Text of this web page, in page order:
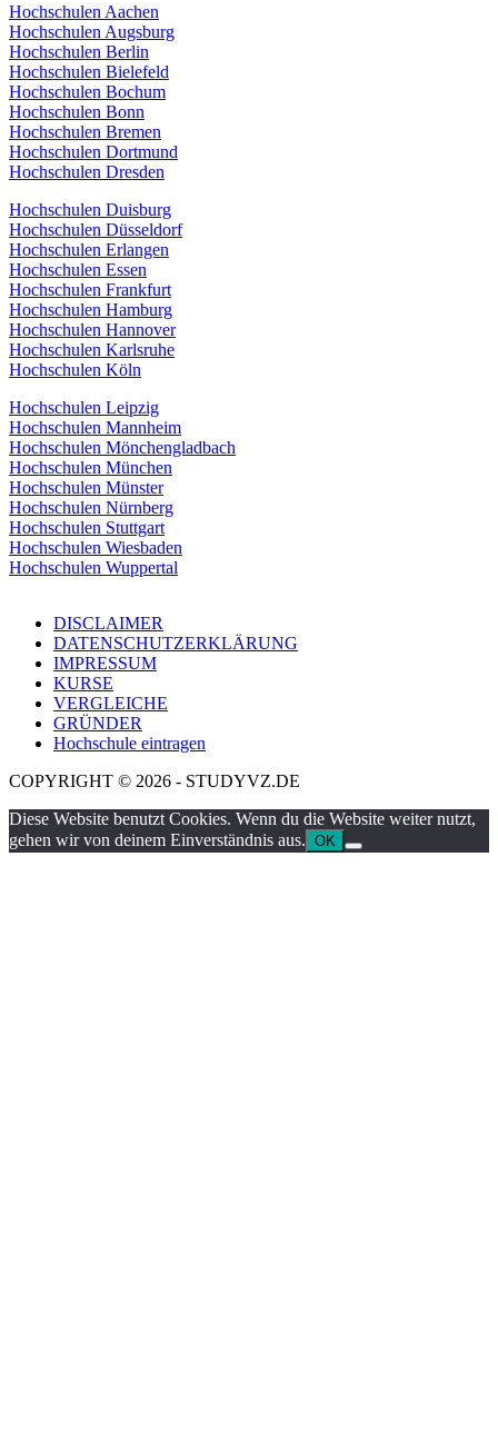
Hochschulen Aachen
Hochschulen Augsburg
Hochschulen Berlin
Hochschulen Bielefeld
Hochschulen Bochum
Hochschulen Bonn
Hochschulen Bremen
Hochschulen Dortmund
Hochschulen Dresden
Hochschulen Duisburg
Hochschulen Düsseldorf
Hochschulen Erlangen
Hochschulen Essen
Hochschulen Frankfurt
Hochschulen Hamburg
Hochschulen Hannover
Hochschulen Karlsruhe
Hochschulen Köln
Hochschulen Leipzig
Hochschulen Mannheim
Hochschulen Mönchengladbach
Hochschulen München
Hochschulen Münster
Hochschulen Nürnberg
Hochschulen Stuttgart
Hochschulen Wiesbaden
Hochschulen Wuppertal
DISCLAIMER
DATENSCHUTZERKLÄRUNG
IMPRESSUM
KURSE
VERGLEICHE
GRÜNDER
Hochschule eintragen
COPYRIGHT © 2026 - STUDYVZ.DE
Diese Website benutzt Cookies. Wenn du die Website weiter nutzt,
gehen wir von deinem Einverständnis aus. OK